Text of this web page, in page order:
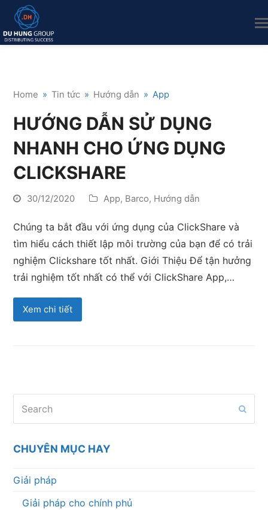
Home » Tin tức » Hướng dẫn » App
HƯỚNG DẪN SỬ DỤNG
NHANH CHO ỨNG DỤNG
CLICKSHARE
30/12/2020 App, Barco, Hướng dẫn
Chúng ta bắt đầu với ứng dụng của ClickShare và
tìm hiểu cách thiết lập môi trường của bạn để có trải
nghiệm Clickshare tốt nhất. Giới Thiệu Để tận hưởng
trải nghiệm tốt nhất có thể với ClickShare App,…
Xem chi tiết
CHUYÊN MỤC HAY
Giải pháp
Giải pháp cho chính phủ